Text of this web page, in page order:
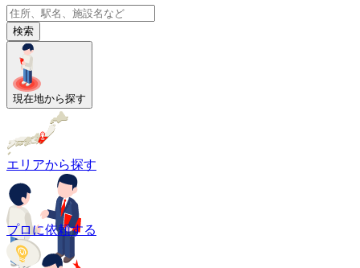
検索
現在地から探す
エリアから探す
プロに依頼する